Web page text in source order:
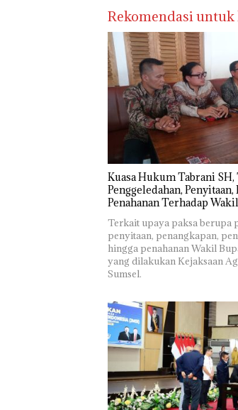
Rekomendasi
‎Kuasa Hukum Tabrani
Penggeledahan,
Penahanan Terhadap
Terkait upaya paksa berupa
penyitaan, penangkapan,
hingga penahanan Wakil
yang dilakukan Kejaksaan
Sumsel.